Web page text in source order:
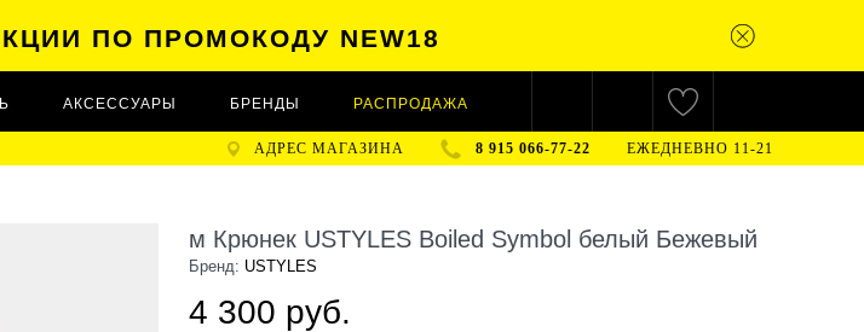
ПО ПРОМОКОДУ NEW18
АДРЕС МАГАЗИНА 8 915 066-77-22 ЕЖЕДНЕВНО 11-21
АКСЕССУАРЫ БРЕНДЫ РАСПРОДАЖА
м Крюнек USTYLES Boiled Symbol белый Бежевый
Бренд: USTYLES
4 300 руб.